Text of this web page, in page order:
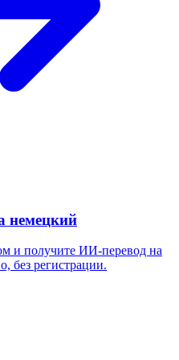
немецкий
и получите ИИ-перевод на
без регистрации.